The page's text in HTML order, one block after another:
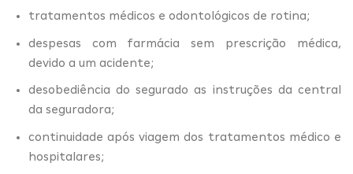
tratamentos médicos e odontológicos de rotina;
despesas com farmácia sem prescrição médica,
devido a um acidente;
desobediência do segurado as instruções da central
da seguradora;
continuidade após viagem dos tratamentos médico e
hospitalares;